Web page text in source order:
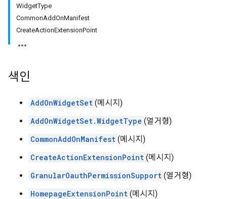
WidgetType
CommonAddOnManifest
CreateActionExtensionPoint
색인
AddOnWidgetSet (메시지)
AddOnWidgetSet.WidgetType (열거형)
CommonAddOnManifest (메시지)
CreateActionExtensionPoint (메시지)
GranularOauthPermissionSupport (열거형)
HomepageExtensionPoint (메시지)